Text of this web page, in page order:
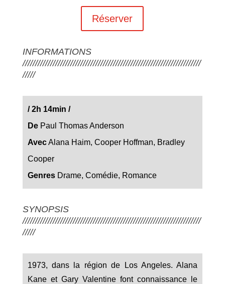
Réserver
INFORMATIONS
///////////////////////////////////////////////////////////////////////
/////
/2h 14min /
DePaul Thomas Anderson
AvecAlana Haim, Cooper Hoffman, Bradley
Cooper
Genres Drame, Comédie, Romance
SYNOPSIS
///////////////////////////////////////////////////////////////////////
/////
1973, dans la région de Los Angeles. Alana
Kane et Gary Valentine font connaissance le